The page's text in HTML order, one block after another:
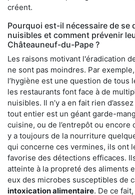
créent.
Pourquoi est-il nécessaire de se
nuisibles et comment prévenir
Châteauneuf-du-Pape ?
Les raisons motivant l'éradication
ne sont pas moindres. Par
l’hygiène est une question de tous
les restaurants font face à de
nuisibles. Il n’y a en fait rien
tout entier est un géant garde-
cuisine, ou de l’entrepôt ou encore
y a toujours de la nourriture
qui concerne ces vermines, ils ont
favorise des détections efficaces.
atteinte à la propreté des aliments
eux des microbes susceptibles de
intoxication alimentaire. De ce